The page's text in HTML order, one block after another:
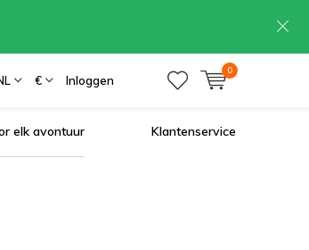
€ Inloggen
0
elk avontuur Klantenservice